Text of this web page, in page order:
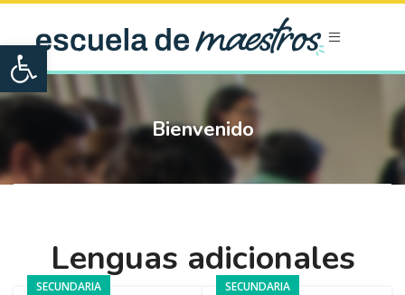
Open toolbar
Bienvenido
Lenguas adicionales
SECUNDARIA SECUNDARIA